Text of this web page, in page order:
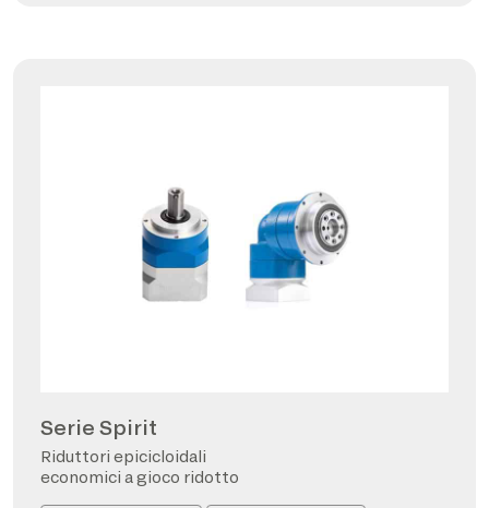
Serie Spirit
Riduttori epicicloidali
economici a gioco ridotto